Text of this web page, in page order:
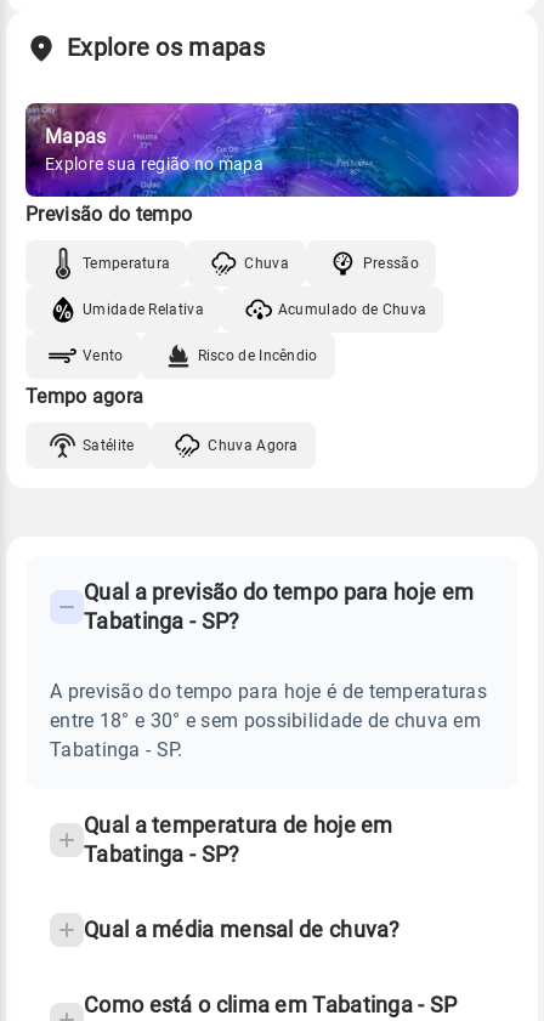
Explore os mapas
Mapas
Explore sua região no mapa
Previsão do tempo
Temperatura Chuva Pressão
Umidade Relativa Acumulado de Chuva
Vento Risco de Incêndio
Tempo agora
Satélite Chuva Agora
PREVISÃO
TEMPO
TABATINGA
Perguntas
sobre
chuva
Qual a previsão do tempo para hoje em
Tabatinga - SP?
A previsão do tempo para hoje é de temperaturas
entre 18° e 30° e sem possibilidade de chuva em
Tabatinga - SP.
Qual a temperatura de hoje em
Tabatinga - SP?
Qual a média mensal de chuva?
Como está o clima em Tabatinga - SP